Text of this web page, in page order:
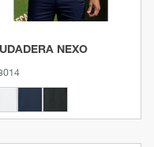
NEXO